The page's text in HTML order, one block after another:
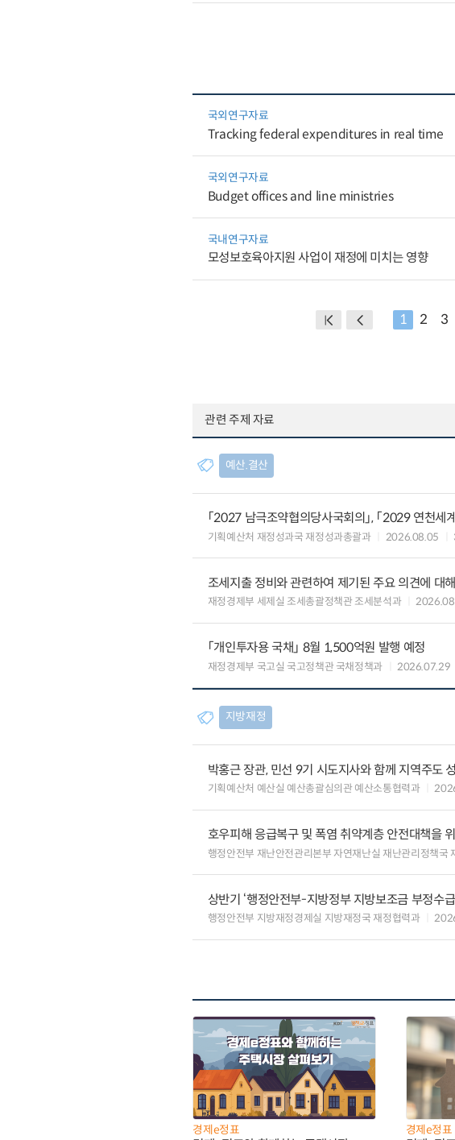
국외연구자료
Tracking federal expenditures in real time
국외연구자료
Budget offices and line ministries
국내연구자료
모성보호육아지원 사업이 재정에 미치는 영향
1 2 3
관련 주제 자료
예산.결산
「2027 남극조약협의당사국회의」, 「2029 연천
기획예산처 재정성과국 재정성과총괄과 2026.08.05
조세지출 정비와 관련하여 제기된 주요 의견에 대
재정경제부 세제실 조세총괄정책관 조세분석과
「개인투자용 국채」 8월 1,500억원 발행 예정
재정경제부 국고실 국고정책관 국채정책과 2026.07.29
지방재정
박홍근 장관, 민선 9기 시도지사와 함께 지역주도
기획예산처 예산실 예산총괄심의관 예산소통협력과
호우피해 응급복구 및 폭염 취약계층 안전대책을
행정안전부 재난안전관리본부 자연재난실 재난관리정책국
상반기 ‘행정안전부-지방정부 지방보조금 부정수
행정안전부 지방재정경제실 지방재정국 재정협력과
경제e정표 경제e정표